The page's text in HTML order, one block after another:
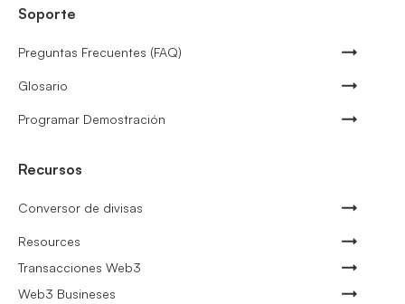
Soporte
Preguntas Frecuentes (FAQ)
Glosario
Programar Demostración
Recursos
Conversor de divisas
Resources
Transacciones Web3
Web3 Busineses